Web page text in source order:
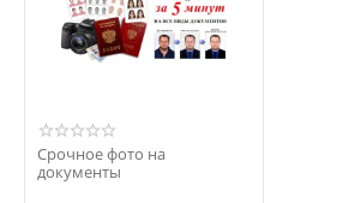
Срочное фото на
документы